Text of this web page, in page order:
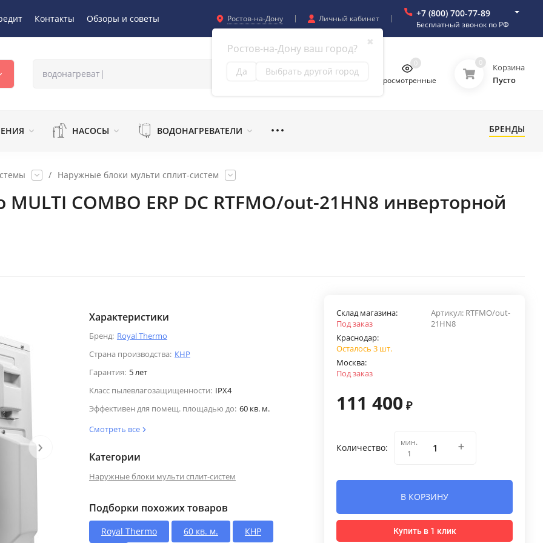
Контакты Обзоры и советы Ростов-на-Дону
✖
Ростов-на-Дону ваш город?
Да Выбрать другой город
Личный кабинет +7 (800) 700-77-89
Бесплатный звонок по РФ
Просмотренные
0 0
Корзина
Пусто
НАСОСЫ ВОДОНАГРЕВАТЕЛИ БРЕНДЫ
/ Наружные блоки мульти сплит-систем
COMBO ERP DC RTFMO/out-21HN8 инверторной
›
Характеристики
Бренд: Royal Thermo
Страна производства: КНР
Гарантия: 5 лет
Класс пылевлагозащищенности: IPX4
Эффективен для помещ. площадью до: 60 кв. м.
Смотреть все
Категории
Наружные блоки мульти сплит-систем
Подборки похожих товаров
Royal Thermo 60 кв. м. КНР
Артикул: RTFMO/out-
21HN8
Склад магазина:
Под заказ
Краснодар:
Осталось 3 шт.
Москва:
Под заказ
111 400 ₽
Количество:
мин.
1
В КОРЗИНУ
Купить в 1 клик